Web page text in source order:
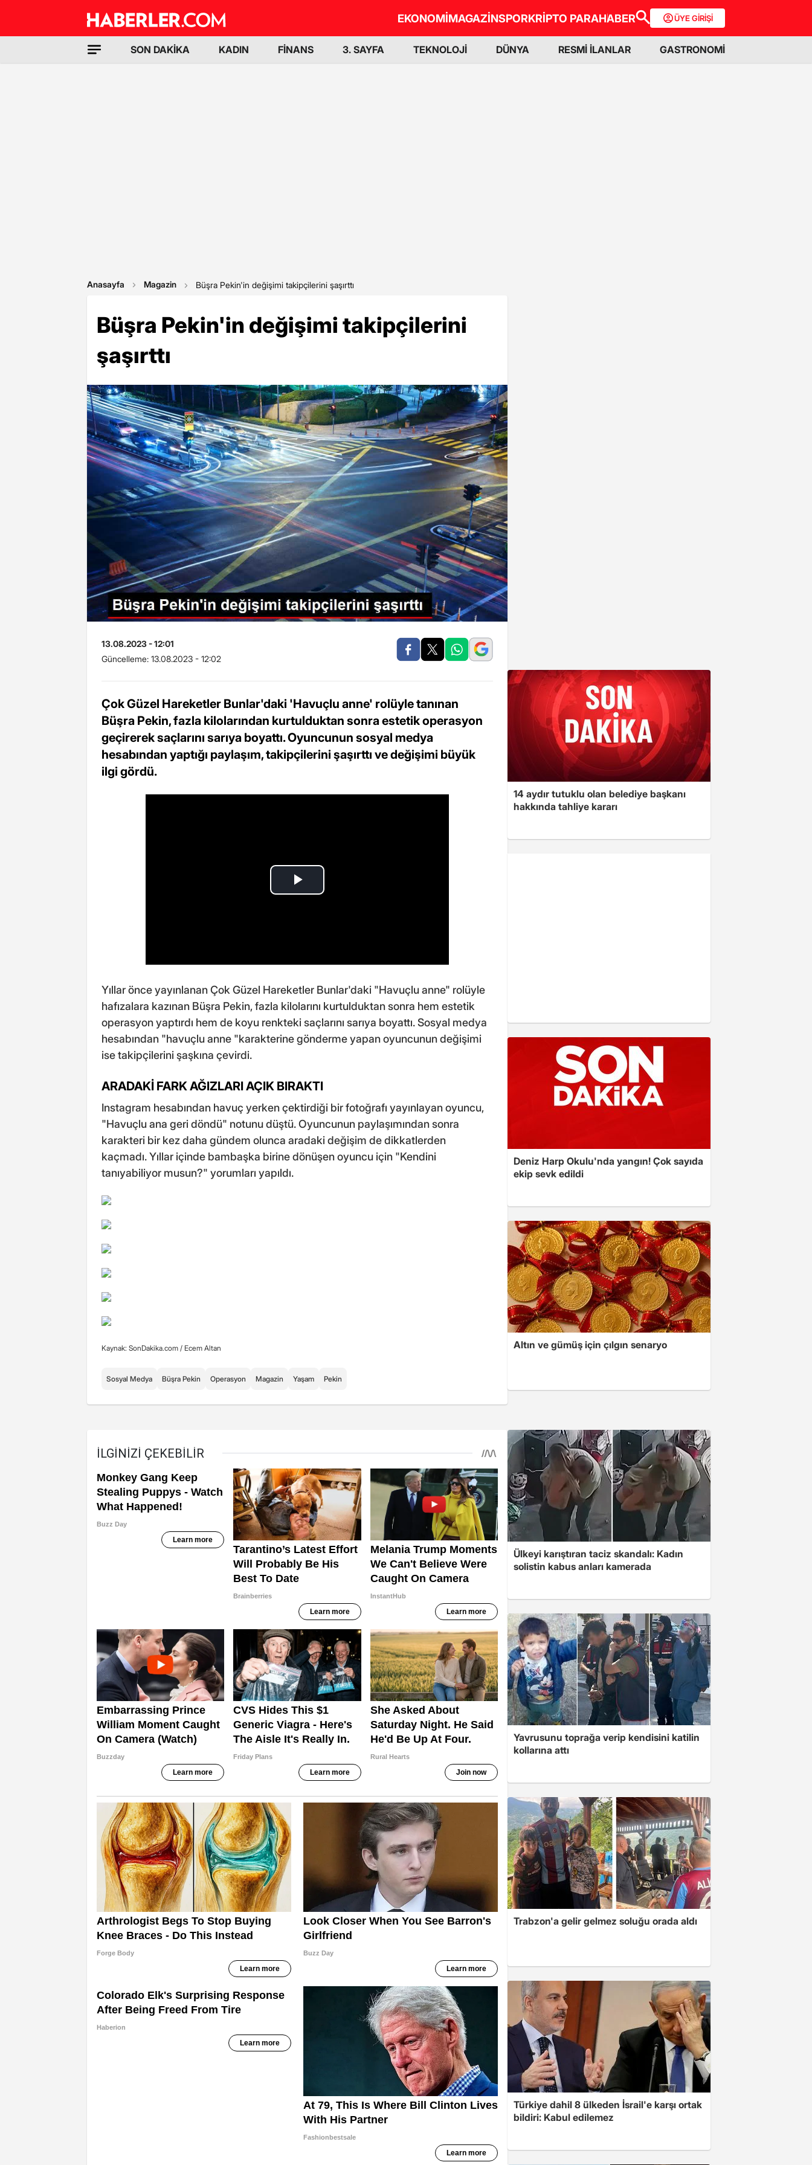
EKONOMİMAGAZİNSPORKRİPTO PARAHABER ÜYE GİRİŞİ
SON DAKİKA KADIN FİNANS 3. SAYFA TEKNOLOJİ DÜNYA RESMİ İLANLAR GASTRONOMİ
Anasayfa Magazin Büşra Pekin'in değişimi takipçilerini şaşırttı
Büşra Pekin'in değişimi takipçilerini
şaşırttı
13.08.2023 - 12:01
Güncelleme: 13.08.2023 - 12:02
Çok Güzel Hareketler Bunlar'daki 'Havuçlu anne' rolüyle tanınan
Büşra Pekin, fazla kilolarından kurtulduktan sonra estetik operasyon
geçirerek saçlarını sarıya boyattı. Oyuncunun sosyal medya
hesabından yaptığı paylaşım, takipçilerini şaşırttı ve değişimi büyük
ilgi gördü.
Yıllar önce yayınlanan Çok Güzel Hareketler Bunlar'daki "Havuçlu anne" rolüyle
hafızalara kazınan Büşra Pekin, fazla kilolarını kurtulduktan sonra hem estetik
operasyon yaptırdı hem de koyu renkteki saçlarını sarıya boyattı. Sosyal medya
hesabından "havuçlu anne "karakterine gönderme yapan oyuncunun değişimi
ise takipçilerini şaşkına çevirdi.
ARADAKİ FARK AĞIZLARI AÇIK BIRAKTI
Instagram hesabından havuç yerken çektirdiği bir fotoğrafı yayınlayan oyuncu,
"Havuçlu ana geri döndü" notunu düştü. Oyuncunun paylaşımından sonra
karakteri bir kez daha gündem olunca aradaki değişim de dikkatlerden
kaçmadı. Yıllar içinde bambaşka birine dönüşen oyuncu için "Kendini
tanıyabiliyor musun?" yorumları yapıldı.
Kaynak: SonDakika.com / Ecem Altan
Sosyal Medya Büşra Pekin Operasyon Magazin Yaşam Pekin
14 aydır tutuklu olan belediye başkanı
hakkında tahliye kararı
Deniz Harp Okulu'nda yangın! Çok sayıda
ekip sevk edildi
Altın ve gümüş için çılgın senaryo
Ülkeyi karıştıran taciz skandalı: Kadın
solistin kabus anları kamerada
Yavrusunu toprağa verip kendisini katilin
kollarına attı
Trabzon'a gelir gelmez soluğu orada aldı
Türkiye dahil 8 ülkeden İsrail'e karşı ortak
bildiri: Kabul edilemez